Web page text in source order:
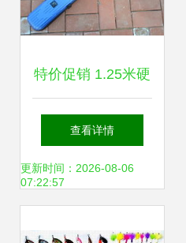
特价促销 1.25米硬
壳对开竿包，渔具
收纳与保护的最佳
查看详情
更新时间：2026-08-06
07:22:57